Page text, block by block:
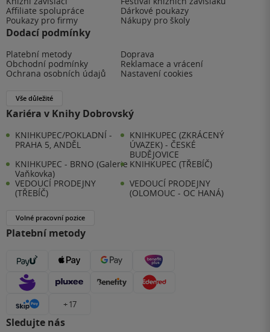
Affiliate spolupráce
Dárkové poukazy
Poukazy pro firmy
Nákupy pro školy
Dodací podmínky
Platební metody
Doprava
Obchodní podmínky
Reklamace a vrácení
Ochrana osobních údajů
Nastavení cookies
Vše důležité
Kariéra v Knihy Dobrovský
KNIHKUPEC/POKLADNÍ -
PRAHA 5, ANDĚL
KNIHKUPEC (ZKRÁCENÝ
ÚVAZEK) - ČESKÉ
BUDĚJOVICE
KNIHKUPEC - BRNO (Galerie
Vaňkovka)
KNIHKUPEC (TŘEBÍČ)
VEDOUCÍ PRODEJNY
(TŘEBÍČ)
VEDOUCÍ PRODEJNY
(OLOMOUC - OC HANÁ)
Volné pracovní pozice
Platební metody
+ 17
Sledujte nás